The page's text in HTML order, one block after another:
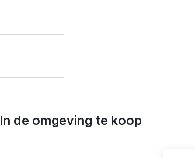
In de omgeving te koop